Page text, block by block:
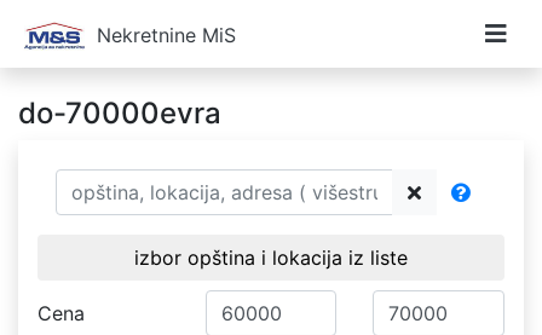
Nekretnine MiS
do-70000evra
izbor opština i lokacija iz liste
Cena